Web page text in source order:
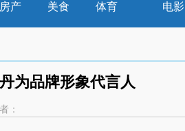
房产
美食 体育
电影
为品牌形象代言人
：